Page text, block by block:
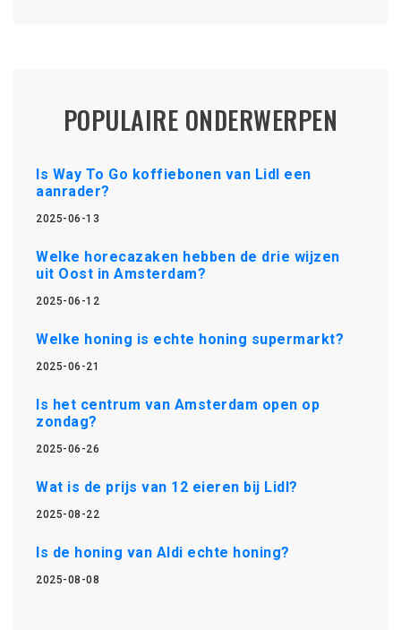
POPULAIRE ONDERWERPEN
Is Way To Go koffiebonen van Lidl een
aanrader?
2025-06-13
Welke horecazaken hebben de drie wijzen
uit Oost in Amsterdam?
2025-06-12
Welke honing is echte honing supermarkt?
2025-06-21
Is het centrum van Amsterdam open op
zondag?
2025-06-26
Wat is de prijs van 12 eieren bij Lidl?
2025-08-22
Is de honing van Aldi echte honing?
2025-08-08